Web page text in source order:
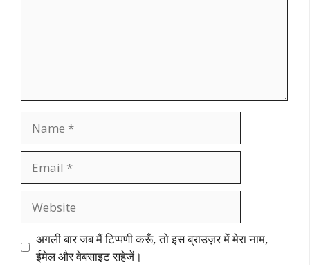
अगली बार जब मैं टिप्पणी करूँ, तो इस ब्राउज़र में मेरा नाम,
ईमेल और वेबसाइट सहेजें।